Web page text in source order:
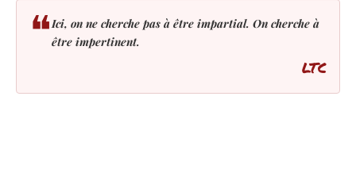
❝Ici, on ne cherche pas à être impartial. On cherche à
être impertinent.
LTC